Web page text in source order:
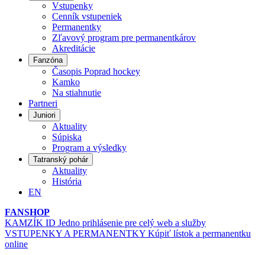
Vstupenky
Cenník vstupeniek
Permanentky
Zľavový program pre permanentkárov
Akreditácie
Fanzóna
Časopis Poprad hockey
Kamko
Na stiahnutie
Partneri
Juniori
Aktuality
Súpiska
Program a výsledky
Tatranský pohár
Aktuality
História
EN
FANSHOP
KAMZÍK ID Jedno prihlásenie pre celý web a služby
VSTUPENKY A PERMANENTKY Kúpiť lístok a permanentku
online